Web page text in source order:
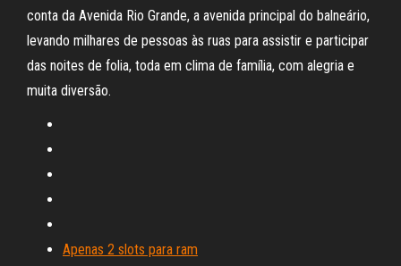
conta da Avenida Rio Grande, a avenida principal do balneário,
levando milhares de pessoas às ruas para assistir e participar
das noites de folia, toda em clima de família, com alegria e
muita diversão.
Apenas 2 slots para ram